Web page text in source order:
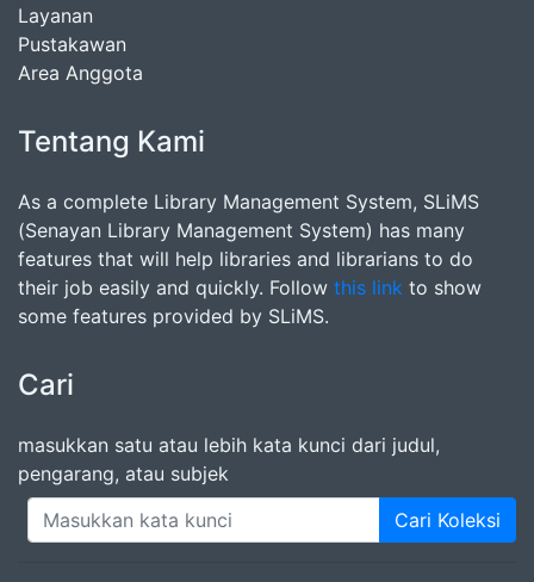
Layanan
Pustakawan
Area Anggota
Tentang Kami
As a complete Library Management System, SLiMS
(Senayan Library Management System) has many
features that will help libraries and librarians to do
their job easily and quickly. Follow this link to show
some features provided by SLiMS.
Cari
masukkan satu atau lebih kata kunci dari judul,
pengarang, atau subjek
Cari Koleksi